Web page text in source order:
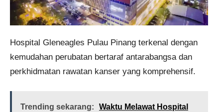
Hospital Gleneagles Pulau Pinang terkenal dengan
kemudahan perubatan bertaraf antarabangsa dan
perkhidmatan rawatan kanser yang komprehensif.
Trending sekarang:
Waktu Melawat Hospital